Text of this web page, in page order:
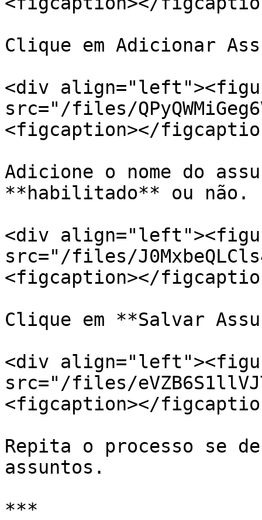
Clique em Adicionar
<div
src="/files/
<figcaption></
Adicione o nome do
**habilitado** ou não.
<div
src="/files/
<figcaption></
Clique em **Salvar
<div
src="/files/
<figcaption></
Repita o processo se
assuntos.
***